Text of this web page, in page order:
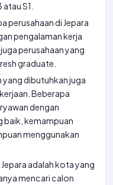
S1.
perusahaan di Jepara
pengalaman kerja
perusahaan yang
graduate.
yang dibutuhkan juga
Beberapa
dengan
baik, kemampuan
menggunakan
Jepara adalah kota yang
mencari calon